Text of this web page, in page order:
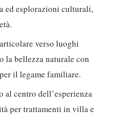
ed esplorazioni culturali,
verso luoghi
la bellezza naturale con
il legame familiare.
al centro dell’esperienza
per trattamenti in villa e